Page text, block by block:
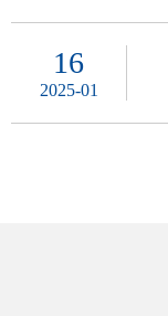
16
2025-01